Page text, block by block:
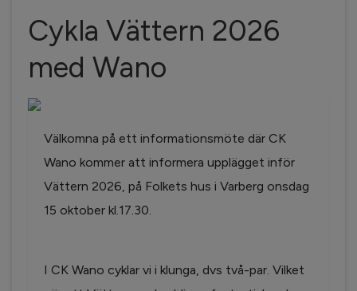
Cykla Vättern 2026
med Wano
Välkomna på ett informationsmöte där CK
Wano kommer att informera upplägget inför
Vättern 2026, på Folkets hus i Varberg onsdag
15 oktober kl.17.30.
I CK Wano cyklar vi i klunga, dvs två-par. Vilket